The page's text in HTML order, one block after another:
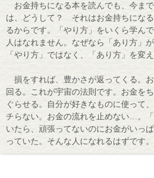
お金持ちになる本を読んでも、今ま
は、どうして？ それはお金持ちにな
るからです。「やり方」をいくら学ん
人はなれません。なぜなら「あり方」
「やり方」ではなく、「あり方」を変
損をすれば、豊かさが返ってくる。
回る。これが宇宙の法則です。お金を
ぐらせる。自分が好きなものに使って
チらない。お金の流れを止めない…。
いたら、頑張ってないのにお金がいっ
っていた。そんな人になれるはずです。